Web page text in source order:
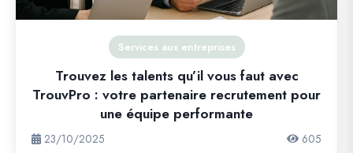
Services aux entreprises
Trouvez les talents qu’il vous faut avec
TrouvPro : votre partenaire recrutement pour
une équipe performante
23/10/2025 605